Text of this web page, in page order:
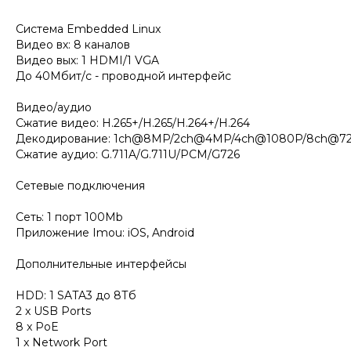
Система Embedded Linux
Видео вх: 8 каналов
Видео вых: 1 HDMI/1 VGA
До 40Мбит/с - проводной интерфейс
Видео/аудио
Сжатие видео: H.265+/Н.265/Н.264+/H.264
Декодирование: 1ch@8MP/2ch@4MP/4ch@1080P/
Сжатие аудио: G.711A/G.711U/PCM/G726
Сетевые подключения
Сеть: 1 порт 100Mb
Приложение Imou: iOS, Android
Дополнительные интерфейсы
HDD: 1 SATA3 до 8Тб
2 x USB Ports
8 x PoE
1 x Network Port